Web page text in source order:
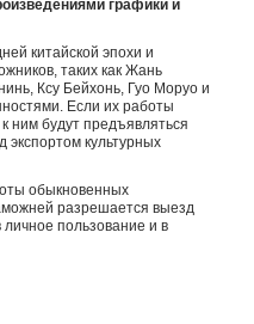
графики и
китайской эпохи и
таких как Жань
Ксу Бейхонь, Гуо Моруо и
Если их работы
ним будут предъявляться
культурных
обыкновенных
разрешается выезд
пользование и в